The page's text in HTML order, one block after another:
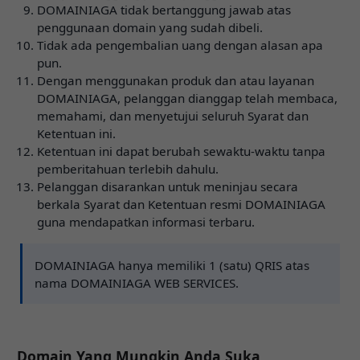
DOMAINIAGA tidak bertanggung jawab atas
penggunaan domain yang sudah dibeli.
Tidak ada pengembalian uang dengan alasan apa
pun.
Dengan menggunakan produk dan atau layanan
DOMAINIAGA, pelanggan dianggap telah membaca,
memahami, dan menyetujui seluruh Syarat dan
Ketentuan ini.
Ketentuan ini dapat berubah sewaktu-waktu tanpa
pemberitahuan terlebih dahulu.
Pelanggan disarankan untuk meninjau secara
berkala Syarat dan Ketentuan resmi DOMAINIAGA
guna mendapatkan informasi terbaru.
DOMAINIAGA hanya memiliki 1 (satu) QRIS atas
nama DOMAINIAGA WEB SERVICES.
Domain Yang Mungkin Anda Suka